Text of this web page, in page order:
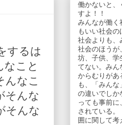
するは
こと
んなこ
そんな
そんな
働かないと、
すよ！！
みんなが働く
もいい社会の
社会よりも、
社会のほうが
坊、子供、学
てない。みん
からむりがあ
も、「みん
の違いでしか
っても事前
されている
囲に関して考